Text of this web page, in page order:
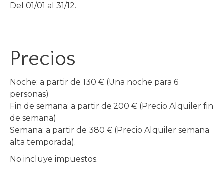
Del 01/01 al 31/12.
Precios
Noche: a partir de 130 € (Una noche para 6
personas)
Fin de semana: a partir de 200 € (Precio Alquiler fin
de semana)
Semana: a partir de 380 € (Precio Alquiler semana
alta temporada).
No incluye impuestos.